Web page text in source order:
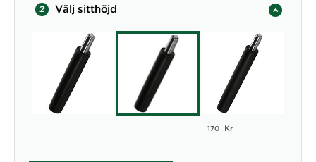
2 Välj sitthöjd
170 Kr